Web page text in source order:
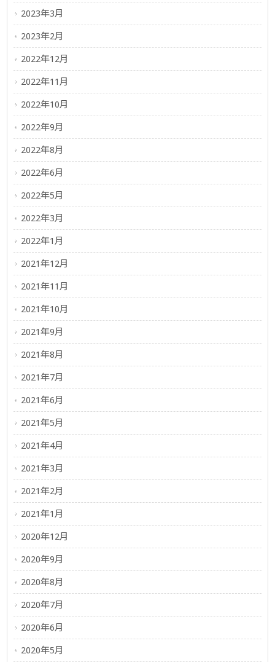
2023年3月
2023年2月
2022年12月
2022年11月
2022年10月
2022年9月
2022年8月
2022年6月
2022年5月
2022年3月
2022年1月
2021年12月
2021年11月
2021年10月
2021年9月
2021年8月
2021年7月
2021年6月
2021年5月
2021年4月
2021年3月
2021年2月
2021年1月
2020年12月
2020年9月
2020年8月
2020年7月
2020年6月
2020年5月